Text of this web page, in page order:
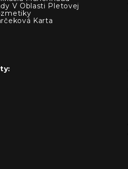
V Oblasti Pletovej
Karta